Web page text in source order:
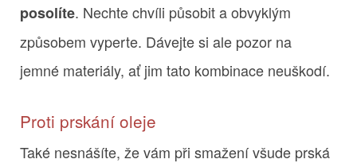
posolíte. Nechte chvíli působit a obvyklým
způsobem vyperte. Dávejte si ale pozor na
jemné materiály, ať jim tato kombinace neuškodí.
Proti prskání oleje
Také nesnášíte, že vám při smažení všude prská